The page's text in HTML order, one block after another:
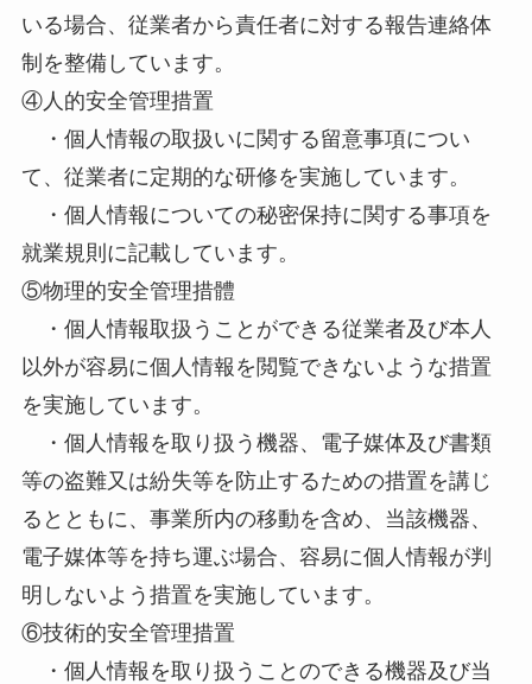
いる場合、従業者から責任者に対する報告連絡体
制を整備しています。
④人的安全管理措置
・個人情報の取扱いに関する留意事項につい
て、従業者に定期的な研修を実施しています。
・個人情報についての秘密保持に関する事項を
就業規則に記載しています。
⑤物理的安全管理措體
・個人情報取扱うことができる従業者及び本人
以外が容易に個人情報を閲覧できないような措置
を実施しています。
・個人情報を取り扱う機器、電子媒体及び書類
等の盗難又は紛失等を防止するための措置を講じ
るとともに、事業所内の移動を含め、当該機器、
電子媒体等を持ち運ぶ場合、容易に個人情報が判
明しないよう措置を実施しています。
⑥技術的安全管理措置
・個人情報を取り扱うことのできる機器及び当